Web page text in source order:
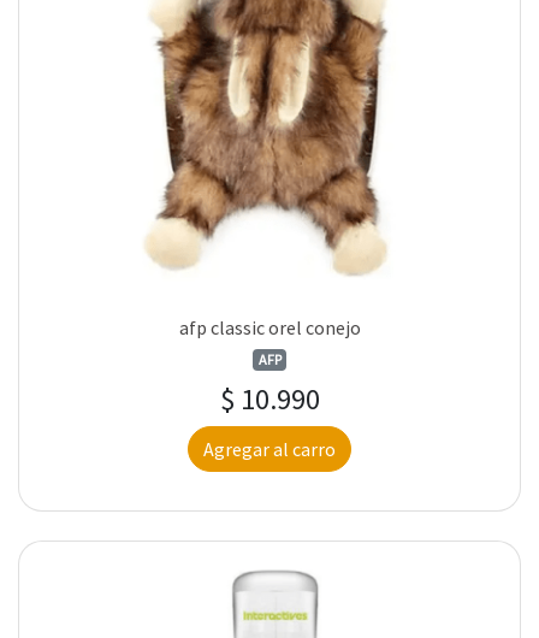
afp classic orel conejo
AFP
$ 10.990
Agregar al carro